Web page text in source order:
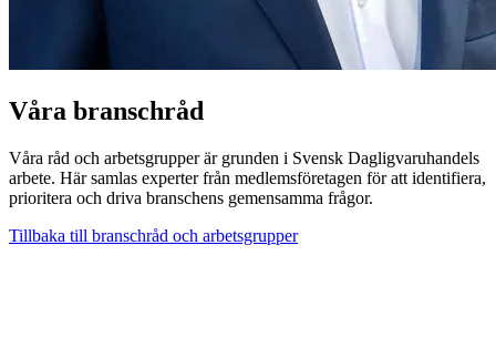
Våra branschråd
Våra råd och arbetsgrupper är grunden i Svensk Dagligvaruhandels
arbete. Här samlas experter från medlemsföretagen för att identifiera,
prioritera och driva branschens gemensamma frågor.
Tillbaka till branschråd och arbetsgrupper